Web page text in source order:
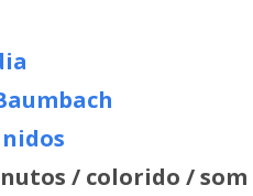
/ colorido / som